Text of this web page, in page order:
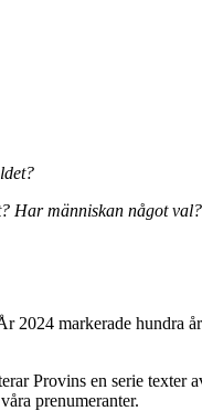
Har människan något val?
2024 markerade hundra
Provins en serie texter
prenumeranter.